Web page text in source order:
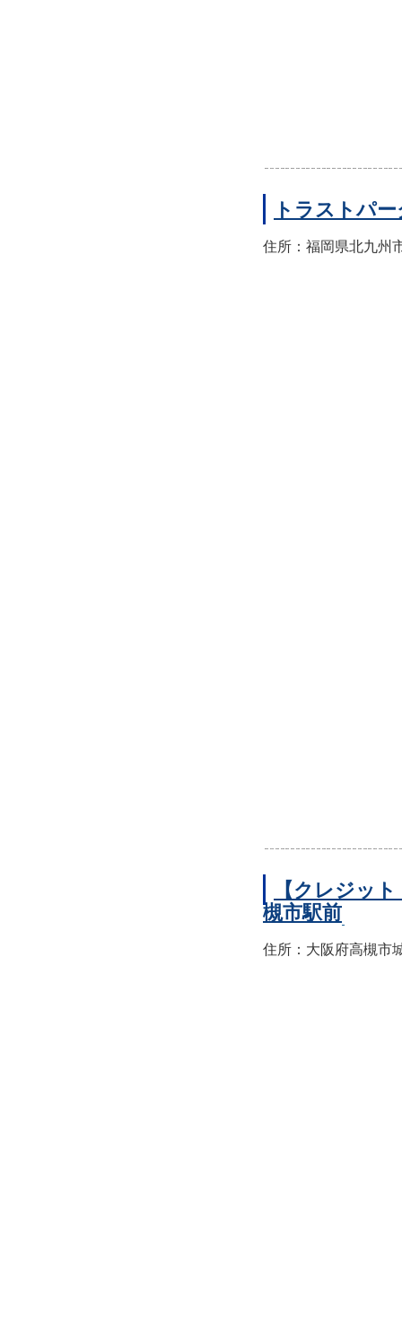
トラストパ
住所：福岡県北九州
【クレジッ
槻市駅前
住所：大阪府高槻市